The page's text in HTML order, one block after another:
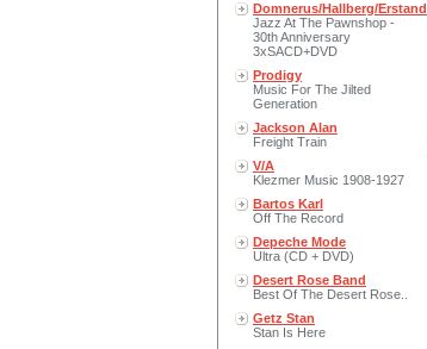
Domnerus/Hallberg/Erstand
Jazz At The Pawnshop -
30th Anniversary
3xSACD+DVD
Prodigy
Music For The Jilted
Generation
Jackson Alan
Freight Train
V/A
Klezmer Music 1908-1927
Bartos Karl
Off The Record
Depeche Mode
Ultra (CD + DVD)
Desert Rose Band
Best Of The Desert Rose..
Getz Stan
Stan Is Here